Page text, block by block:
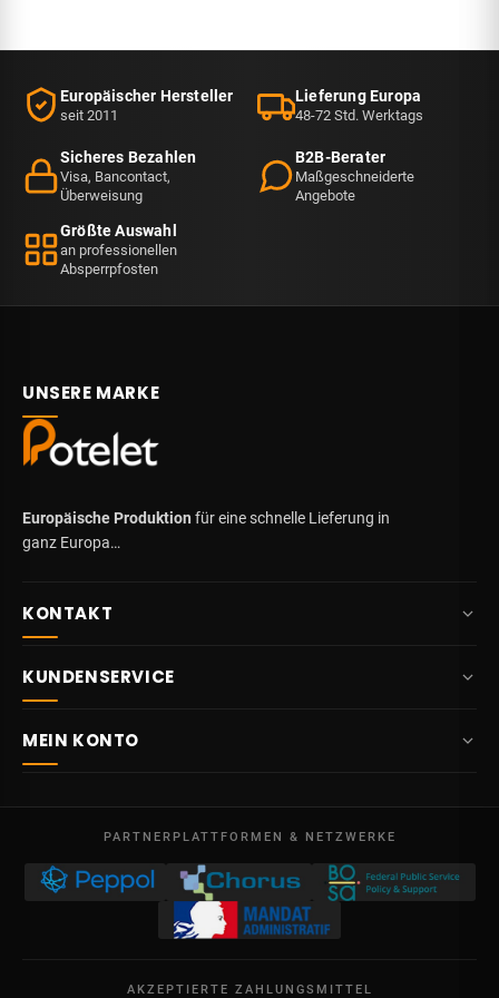
das…
Europäischer Hersteller
seit 2011
Lieferung Europa
48-72 Std. Werktags
Sicheres Bezahlen
Visa, Bancontact,
Überweisung
B2B-Berater
Maßgeschneiderte
Angebote
Größte Auswahl
an professionellen
Absperrpfosten
UNSERE MARKE
Europäische Produktion für eine schnelle Lieferung in
ganz Europa…
KONTAKT
4710 Lontzen
Mo – Fr
09:00 – 17:00
USt-IdNr. BE 0641.740.320 - Lüttich
KUNDENSERVICE
Lieferung
AGB
Rechtliche Hinweise
Datenschutz
MEIN KONTO
Meine Gutschriften
PARTNERPLATTFORMEN & NETZWERKE
AKZEPTIERTE ZAHLUNGSMITTEL